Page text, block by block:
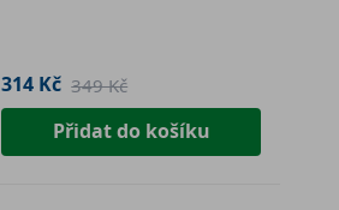
314 Kč 349 Kč
Přidat do košíku